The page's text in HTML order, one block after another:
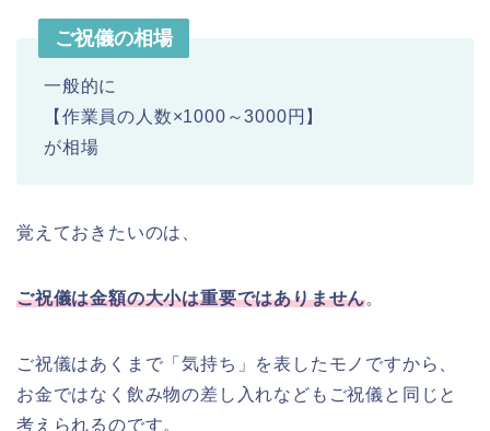
ご祝儀の相場
一般的に
【作業員の人数×1000～3000円】
が相場
覚えておきたいのは、
ご祝儀は金額の大小は重要ではありません。
ご祝儀はあくまで「気持ち」を表したモノですから、
お金ではなく飲み物の差し入れなどもご祝儀と同じと
考えられるのです。